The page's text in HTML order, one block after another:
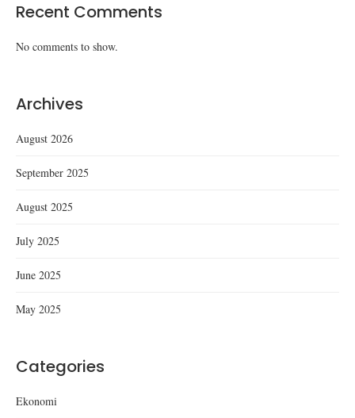
Recent Comments
No comments to show.
Archives
August 2026
September 2025
August 2025
July 2025
June 2025
May 2025
Categories
Ekonomi